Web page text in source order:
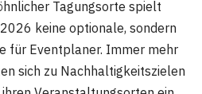
Tagungsorte spielt
keine optionale, sondern
für Eventplaner. Immer mehr
sich zu Nachhaltigkeitszielen